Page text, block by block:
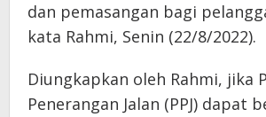
dan pemasangan bagi
kata Rahmi, Senin (22/8/2022).
Diungkapkan oleh Rahmi, jika
Penerangan Jalan (PPJ) dapat